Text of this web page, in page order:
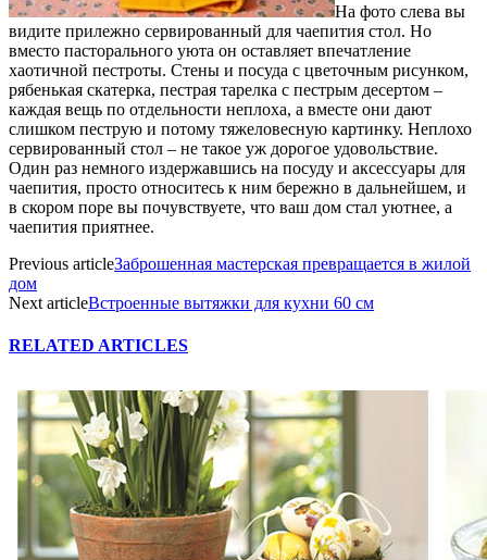
На фото слева вы
видите прилежно сервированный для чаепития стол. Но
вместо пасторального уюта он оставляет впечатление
хаотичной пестроты. Стены и посуда с цветочным рисунком,
рябенькая скатерка, пестрая тарелка с пестрым десертом –
каждая вещь по отдельности неплоха, а вместе они дают
слишком пеструю и потому тяжеловесную картинку. Неплохо
сервированный стол – не такое уж дорогое удовольствие.
Один раз немного издержавшись на посуду и аксессуары для
чаепития, просто относитесь к ним бережно в дальнейшем, и
в скором поре вы почувствуете, что ваш дом стал уютнее, а
чаепития приятнее.
Previous articleЗаброшенная мастерская превращается в жилой
дом
Next articleВстроенные вытяжки для кухни 60 см
RELATED ARTICLES